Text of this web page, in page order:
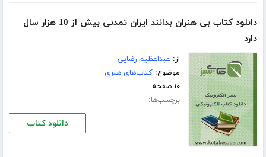
دانلود کتاب بی هنران بدانند ایران تمدنی بیش از 10 هزار سال
دارد
از: عبداعظیم رضایی
موضوع:کتاب‌های هنری
۱۰ صفحه
برچسب‌ها:
دانلود کتاب